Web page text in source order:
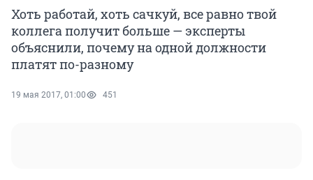
Хоть работай, хоть сачкуй, все равно твой
коллега получит больше — эксперты
объяснили, почему на одной должности
платят по-разному
19 мая 2017, 01:00 451